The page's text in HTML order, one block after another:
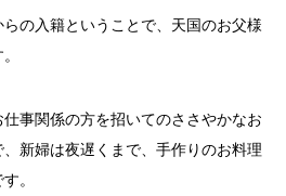
の入籍ということで、天国のお父様
事関係の方を招いてのささやかなお
新婦は夜遅くまで、手作りのお料理
。